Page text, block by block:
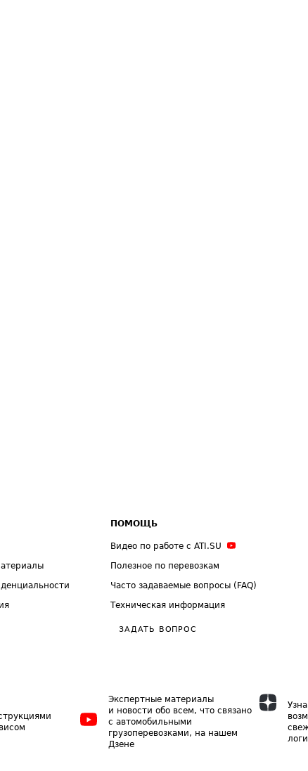
ПОМОЩЬ
Видео по работе с ATI.SU
Полезное по перевозкам
Часто задаваемые вопросы (FAQ)
Техническая информация
ЗАДАТЬ ВОПРОС
Экспертные материалы
и новости обо всем, что связано
с автомобильными
грузоперевозками, на нашем
Дзене